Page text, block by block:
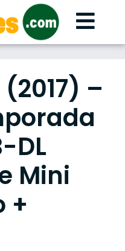
–
DL
Mini
+